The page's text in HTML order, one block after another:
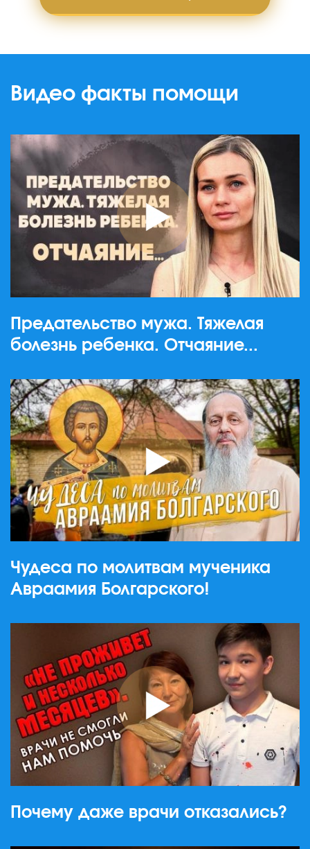
Видео факты помощи
Предательство мужа. Тяжелая
болезнь ребенка. Отчаяние...
Чудеса по молитвам мученика
Авраамия Болгарского!
Почему даже врачи отказались?